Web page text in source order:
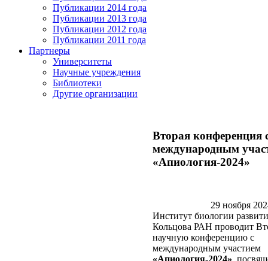
Публикации 2014 года
Публикации 2013 года
Публикации 2012 года
Публикации 2011 года
Партнеры
Университеты
Научные учреждения
Библиотеки
Другие организации
Вторая конференция
международным
«Апиология-2024»
29 ноября
Институт биологии
Кольцова РАН проводит
научную конференцию с
международным участием